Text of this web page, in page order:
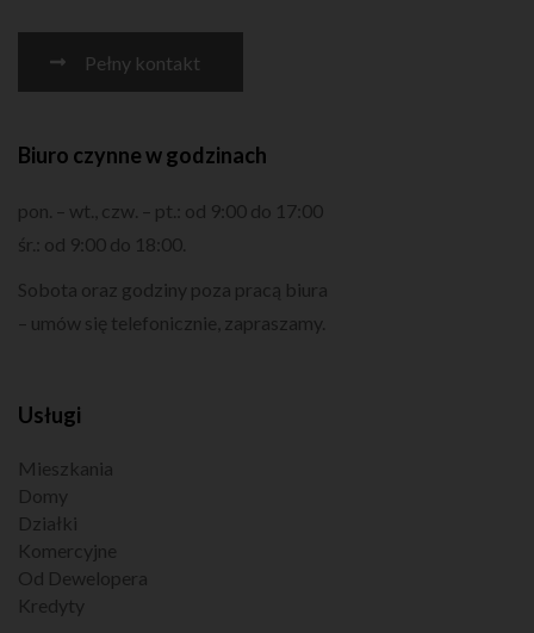
Pełny kontakt
Biuro czynne w godzinach
pon. – wt., czw. – pt.: od 9:00 do 17:00
śr.: od 9:00 do 18:00.
Sobota oraz godziny poza pracą biura
– umów się telefonicznie, zapraszamy.
Usługi
Mieszkania
Domy
Działki
Komercyjne
Od Dewelopera
Kredyty